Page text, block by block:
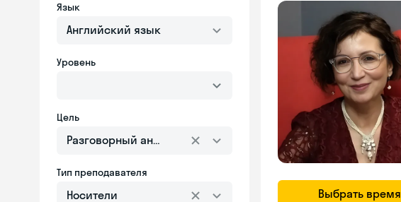
Язык
Английский язык
Уровень
Цель
Разговорный английский
Тип преподавателя
Носители Выбрать время